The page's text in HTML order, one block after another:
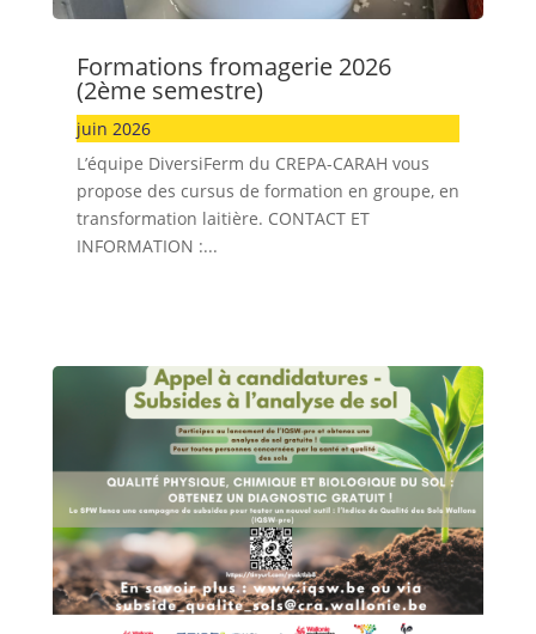
Formations fromagerie 2026
(2ème semestre)
juin 2026
L’équipe DiversiFerm du CREPA-CARAH vous
propose des cursus de formation en groupe, en
transformation laitière. CONTACT ET
INFORMATION :...